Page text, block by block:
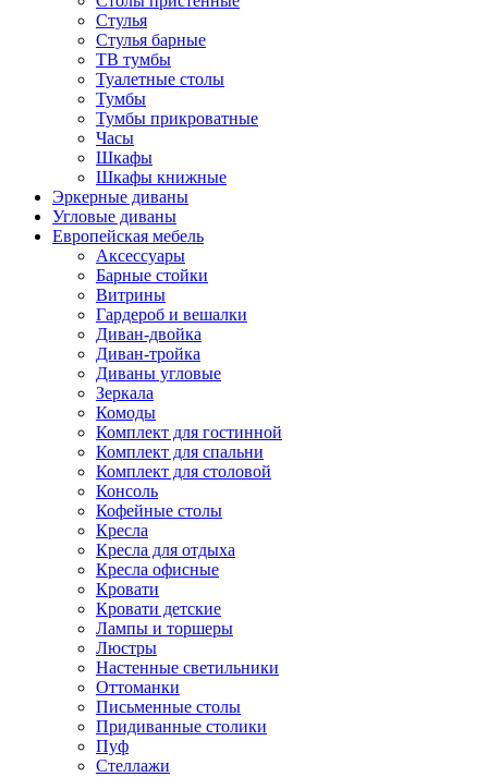
Стулья
Стулья барные
ТВ тумбы
Туалетные столы
Тумбы
Тумбы прикроватные
Часы
Шкафы
Шкафы книжные
Эркерные диваны
Угловые диваны
Европейская мебель
Аксессуары
Барные стойки
Витрины
Гардероб и вешалки
Диван-двойка
Диван-тройка
Диваны угловые
Зеркала
Комоды
Комплект для гостинной
Комплект для спальни
Комплект для столовой
Консоль
Кофейные столы
Кресла
Кресла для отдыха
Кресла офисные
Кровати
Кровати детские
Лампы и торшеры
Люстры
Настенные светильники
Оттоманки
Письменные столы
Придиванные столики
Пуф
Стеллажи